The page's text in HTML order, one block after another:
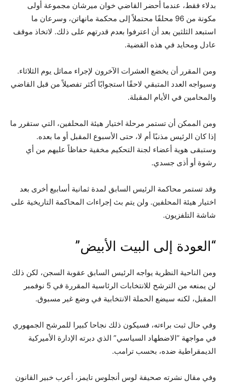
بدلاء فقط، عندما أحضر القاضي خوان ميرشان مجموعة أولى
مكونة من 96 محلفًا محتملاً إلى محكمة مانهاتن، وسرعان ما
استبعد الثلثين بعد أن اعترفوا بعدم قدرتهم على ذلك. لاتخاذ موقف
عادل ومحايد في هذه القضية.
ومن المقرر أن يخضع العشرات الآخرون لإجراء مماثل يوم الثلاثاء.
وسيواجه العدد المتبقي لاحقًا استجوابًا أكثر تفصيلاً من قبل القاضي
والمحامين في الأيام المقبلة.
ومن الممكن أن تستمر مرحلة اختيار هيئة المحلفين، التي ستقرر ما
إذا كان الرئيس مذنبًا أم لا، حتى الأسبوع المقبل أو ما بعده.
وستبقى هوية أعضاء لجنة التحكيم مخفية حفاظاً عليهم من أي
رشوة أو أذى جسدي.
وقد تستمر محاكمة الرئيس السابق لمدة ثمانية أسابيع أخرى بعد
اختيار هيئة المحلفين. ولن يتم بث إجراءات المحاكمة التاريخية على
شاشة التلفزيون.
“العودة إلى البيت الأبيض”
ومن الناحية النظرية يواجه الرئيس السابق عقوبة السجن، لكن ذلك
لن يمنعه من الترشح للانتخابات الرئاسية المقررة في 5 نوفمبر
المقبل، لكنه سيضع الحملة الانتخابية في وضع غير مسبوق.
وفي حال ثبت براءته، فسيكون ذلك نجاحا كبيرا للمرشح الجمهوري
في مواجهة “الاضطهاد السياسي” الذي دبرته الإدارة الأميركية
الديمقراطية ضده، بحسب ترامب.
وفي مقال نشرته صحيفة لوس أنجلوس تايمز، أعرب خبير القانون